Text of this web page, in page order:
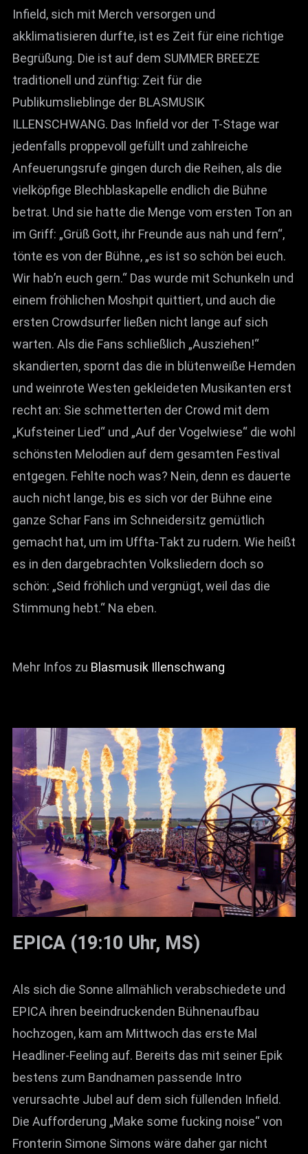
Infield, sich mit Merch versorgen und
akklimatisieren durfte, ist es Zeit für eine richtige
Begrüßung. Die ist auf dem SUMMER BREEZE
traditionell und zünftig: Zeit für die
Publikumslieblinge der BLASMUSIK
ILLENSCHWANG. Das Infield vor der T-Stage war
jedenfalls proppevoll gefüllt und zahlreiche
Anfeuerungsrufe gingen durch die Reihen, als die
vielköpfige Blechblaskapelle endlich die Bühne
betrat. Und sie hatte die Menge vom ersten Ton an
im Griff: „Grüß Gott, ihr Freunde aus nah und fern“,
tönte es von der Bühne, „es ist so schön bei euch.
Wir hab’n euch gern.“ Das wurde mit Schunkeln und
einem fröhlichen Moshpit quittiert, und auch die
ersten Crowdsurfer ließen nicht lange auf sich
warten. Als die Fans schließlich „Ausziehen!“
skandierten, spornt das die in blütenweiße Hemden
und weinrote Westen gekleideten Musikanten erst
recht an: Sie schmetterten der Crowd mit dem
„Kufsteiner Lied“ und „Auf der Vogelwiese“ die wohl
schönsten Melodien auf dem gesamten Festival
entgegen. Fehlte noch was? Nein, denn es dauerte
auch nicht lange, bis es sich vor der Bühne eine
ganze Schar Fans im Schneidersitz gemütlich
gemacht hat, um im Uffta-Takt zu rudern. Wie heißt
es in den dargebrachten Volksliedern doch so
schön: „Seid fröhlich und vergnügt, weil das die
Stimmung hebt.“ Na eben.
Mehr Infos zu Blasmusik Illenschwang
EPICA (19:10 Uhr, MS)
Als sich die Sonne allmählich verabschiedete und
EPICA ihren beeindruckenden Bühnenaufbau
hochzogen, kam am Mittwoch das erste Mal
Headliner-Feeling auf. Bereits das mit seiner Epik
bestens zum Bandnamen passende Intro
verursachte Jubel auf dem sich füllenden Infield.
Die Aufforderung „Make some fucking noise“ von
Fronterin Simone Simons wäre daher gar nicht